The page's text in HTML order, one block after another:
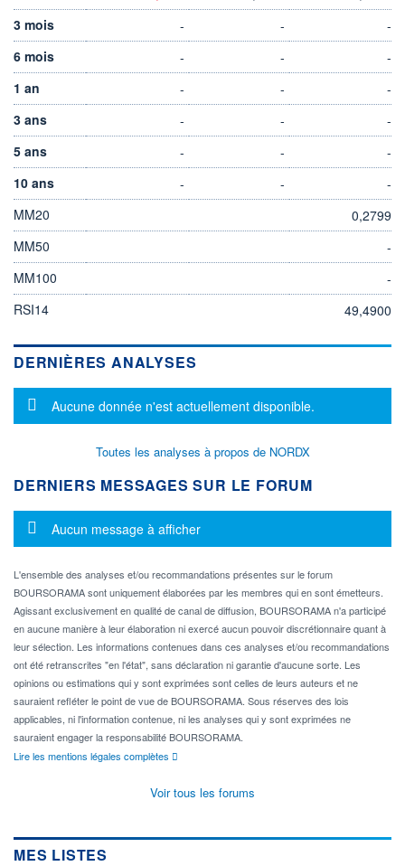
3 mois
- -
-
6 mois
- -
-
1 an
- -
-
3 ans
- -
-
5 ans
- -
-
10 ans
- -
-
MM20
0,2799
MM50
-
MM100
-
RSI14
49,4900
DERNIÈRES ANALYSES
Message d'information
Aucune donnée n'est actuellement disponible.
Toutes les analyses à propos de NORDX
DERNIERS MESSAGES SUR LE FORUM
Message d'information
Aucun message à afficher
L'ensemble des analyses et/ou recommandations présentes sur le forum
BOURSORAMA sont uniquement élaborées par les membres qui en sont émetteurs.
Agissant exclusivement en qualité de canal de diffusion, BOURSORAMA n'a participé
en aucune manière à leur élaboration ni exercé aucun pouvoir discrétionnaire quant à
leur sélection. Les informations contenues dans ces analyses et/ou recommandations
ont été retranscrites "en l'état", sans déclaration ni garantie d'aucune sorte. Les
opinions ou estimations qui y sont exprimées sont celles de leurs auteurs et ne
sauraient refléter le point de vue de BOURSORAMA. Sous réserves des lois
applicables, ni l'information contenue, ni les analyses qui y sont exprimées ne
sauraient engager la responsabilité BOURSORAMA.
Lire les mentions légales complètes
Voir tous les forums
MES LISTES